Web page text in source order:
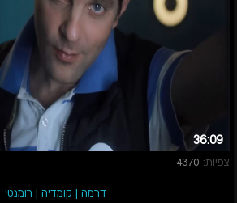
36:09
צפיות: 4370
דרמה | קומדיה | רומנטי